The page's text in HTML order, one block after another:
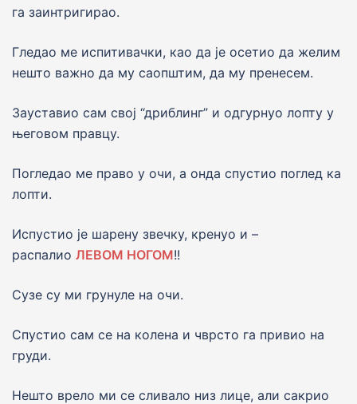
га заинтригирао.
Гледао ме испитивачки, као да је осетио да желим
нешто важно да му саопштим, да му пренесем.
Зауставио сам свој “дриблинг” и одгурнуо лопту у
његовом правцу.
Погледао ме право у очи, а онда спустио поглед ка
лопти.
Испустио је шарену звечку, кренуо и –
распалио ЛЕВОМ НОГОМ!!
Сузе су ми грунуле на очи.
Спустио сам се на колена и чврсто га привио на
груди.
Нешто врело ми се сливало низ лице, али сакрио